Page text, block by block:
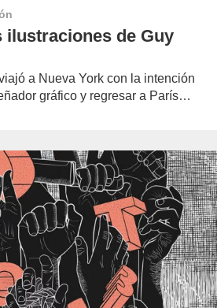
ilustraciones de Guy
a Nueva York con la intención
gráfico y regresar a París…